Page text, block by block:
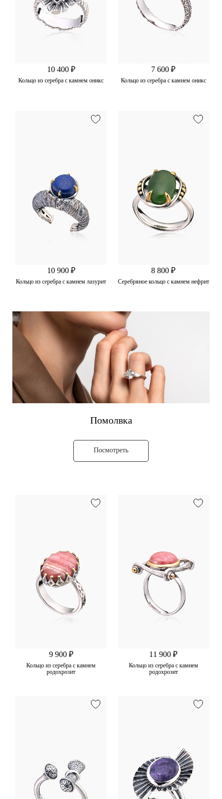
10 400 ₽
Кольцо из серебра с камнем оникс
7 600 ₽
Кольцо из серебра с камнем оникс
10 900 ₽
Кольцо из серебра с камнем лазурит
8 800 ₽
Серебряное кольцо с камнем нефрит
Помолвка
Посмотреть
9 900 ₽
Кольцо из серебра с камнем
родохрозит
11 900 ₽
Кольцо из серебра с камнем
родохрозит